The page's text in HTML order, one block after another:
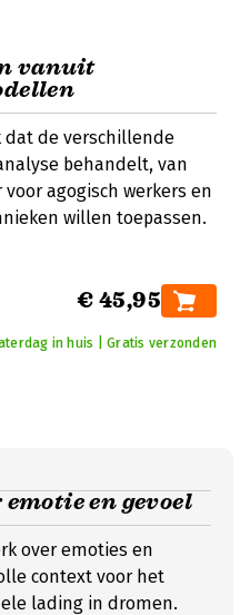
vanuit
dat de verschillende
behandelt, van
agogisch werkers en
willen toepassen.
€ 45,95
in huis | Gratis verzonden
en gevoel
over emoties en
context voor het
lading in dromen.